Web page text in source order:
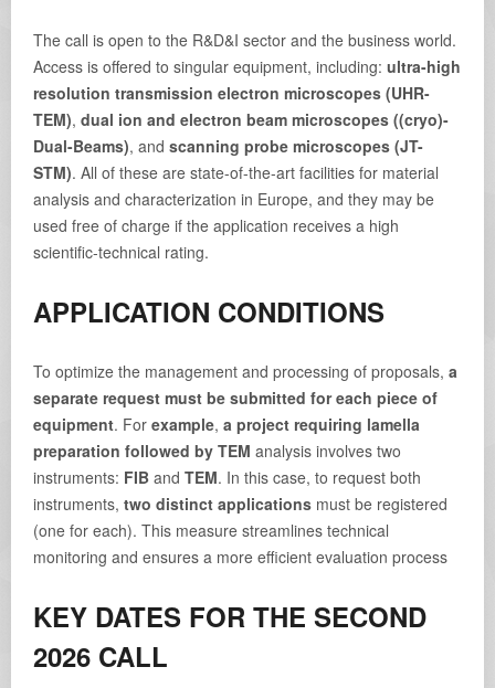
The call is open to the R&D&I sector and the business world.
Access is offered to singular equipment, including: ultra-high
resolution transmission electron microscopes (UHR-
TEM), dual ion and electron beam microscopes ((cryo)-
Dual-Beams), and scanning probe microscopes (JT-
STM). All of these are state-of-the-art facilities for material
analysis and characterization in Europe, and they may be
used free of charge if the application receives a high
scientific-technical rating.
APPLICATION CONDITIONS
To optimize the management and processing of proposals, a
separate request must be submitted for each piece of
equipment. For example, a project requiring lamella
preparation followed by TEM analysis involves two
instruments: FIB and TEM. In this case, to request both
instruments, two distinct applications must be registered
(one for each). This measure streamlines technical
monitoring and ensures a more efficient evaluation process
KEY DATES FOR THE SECOND
2026 CALL